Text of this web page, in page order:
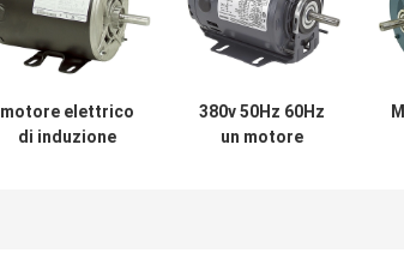
motore elettrico
di induzione
380v 50Hz 60Hz
un motore